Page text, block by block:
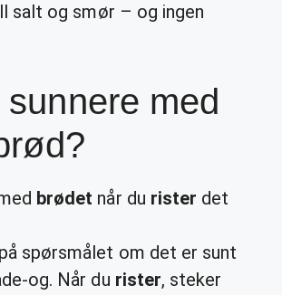
salt og smør – og ingen
sunnere med
brødet når du rister det
spørsmålet om det er sunt
og. Når du rister, steker